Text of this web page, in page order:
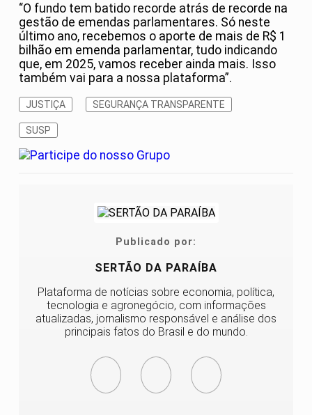
“O fundo tem batido recorde atrás de recorde na
gestão de emendas parlamentares. Só neste
último ano, recebemos o aporte de mais de R$ 1
bilhão em emenda parlamentar, tudo indicando
que, em 2025, vamos receber ainda mais. Isso
também vai para a nossa plataforma”.
JUSTIÇA SEGURANÇA TRANSPARENTE
SUSP
Publicado por:
SERTÃO DA PARAÍBA
Plataforma de notícias sobre economia, política,
tecnologia e agronegócio, com informações
atualizadas, jornalismo responsável e análise dos
principais fatos do Brasil e do mundo.